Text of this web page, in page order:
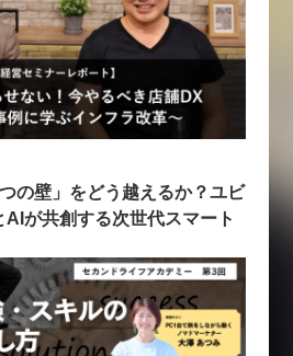
の壁」をどう越えるか？ユビ
AIが共創する次世代スマート